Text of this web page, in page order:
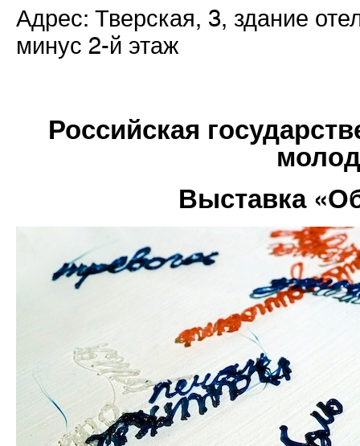
Адрес: Тверская, 3, здание
минус 2-й этаж
Российская
Выставка